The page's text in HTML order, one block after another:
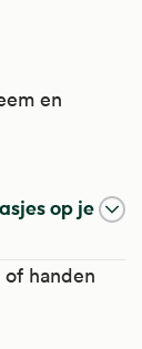
en
op je
handen